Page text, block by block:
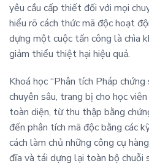
yêu cầu cấp thiết đối với mọi
hiểu rõ cách thức mã độc hoạt
dựng một cuộc tấn công là chìa
giảm thiểu thiệt hại hiệu quả.
Khoá học “Phân tích Pháp
chuyên sâu, trang bị cho học
toàn diện, từ thu thập bằng
đến phân tích mã độc bằng các
cách làm chủ những công cụ
đĩa và tái dựng lại toàn bộ chuỗi